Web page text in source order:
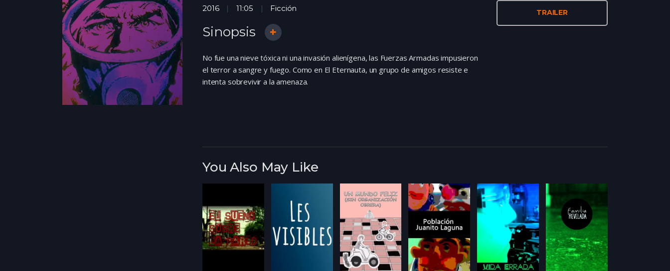
TRAILER
2016 11:05 Ficción
Sinopsis
No fue una nieve tóxica ni una invasión alienígena, las Fuerzas Armadas impusieron
el terror a sangre y fuego. Como en El Eternauta, un grupo de amigos resiste e
intenta sobrevivir a la amenaza.
You Also May Like